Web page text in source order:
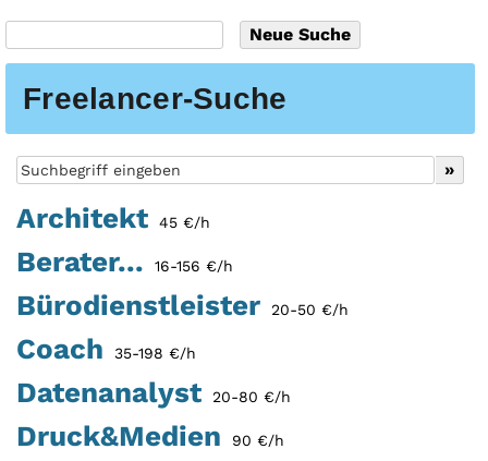
Freelancer-Suche
Architekt 45 €/h
Berater... 16-156 €/h
Bürodienstleister 20-50 €/h
Coach 35-198 €/h
Datenanalyst 20-80 €/h
Druck&Medien 90 €/h